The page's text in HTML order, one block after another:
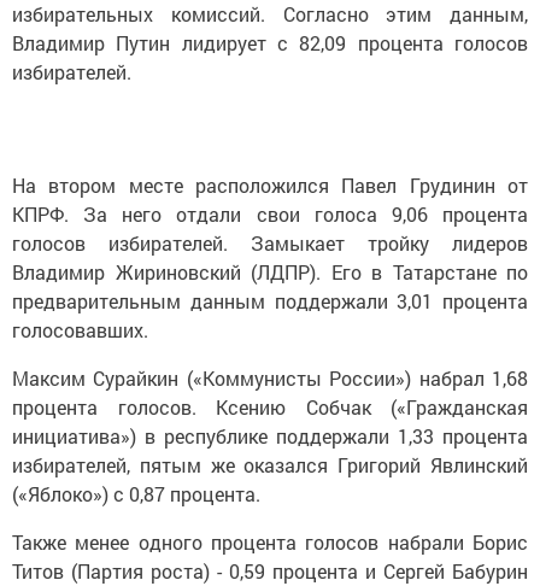
избирательных комиссий. Согласно этим данным,
Владимир Путин лидирует с 82,09 процента голосов
избирателей.
На втором месте расположился Павел Грудинин от
КПРФ. За него отдали свои голоса 9,06 процента
голосов избирателей. Замыкает тройку лидеров
Владимир Жириновский (ЛДПР). Его в Татарстане по
предварительным данным поддержали 3,01 процента
голосовавших.
Максим Сурайкин («Коммунисты России») набрал 1,68
процента голосов. Ксению Собчак («Гражданская
инициатива») в республике поддержали 1,33 процента
избирателей, пятым же оказался Григорий Явлинский
(«Яблоко») с 0,87 процента.
Также менее одного процента голосов набрали Борис
Титов (Партия роста) - 0,59 процента и Сергей Бабурин